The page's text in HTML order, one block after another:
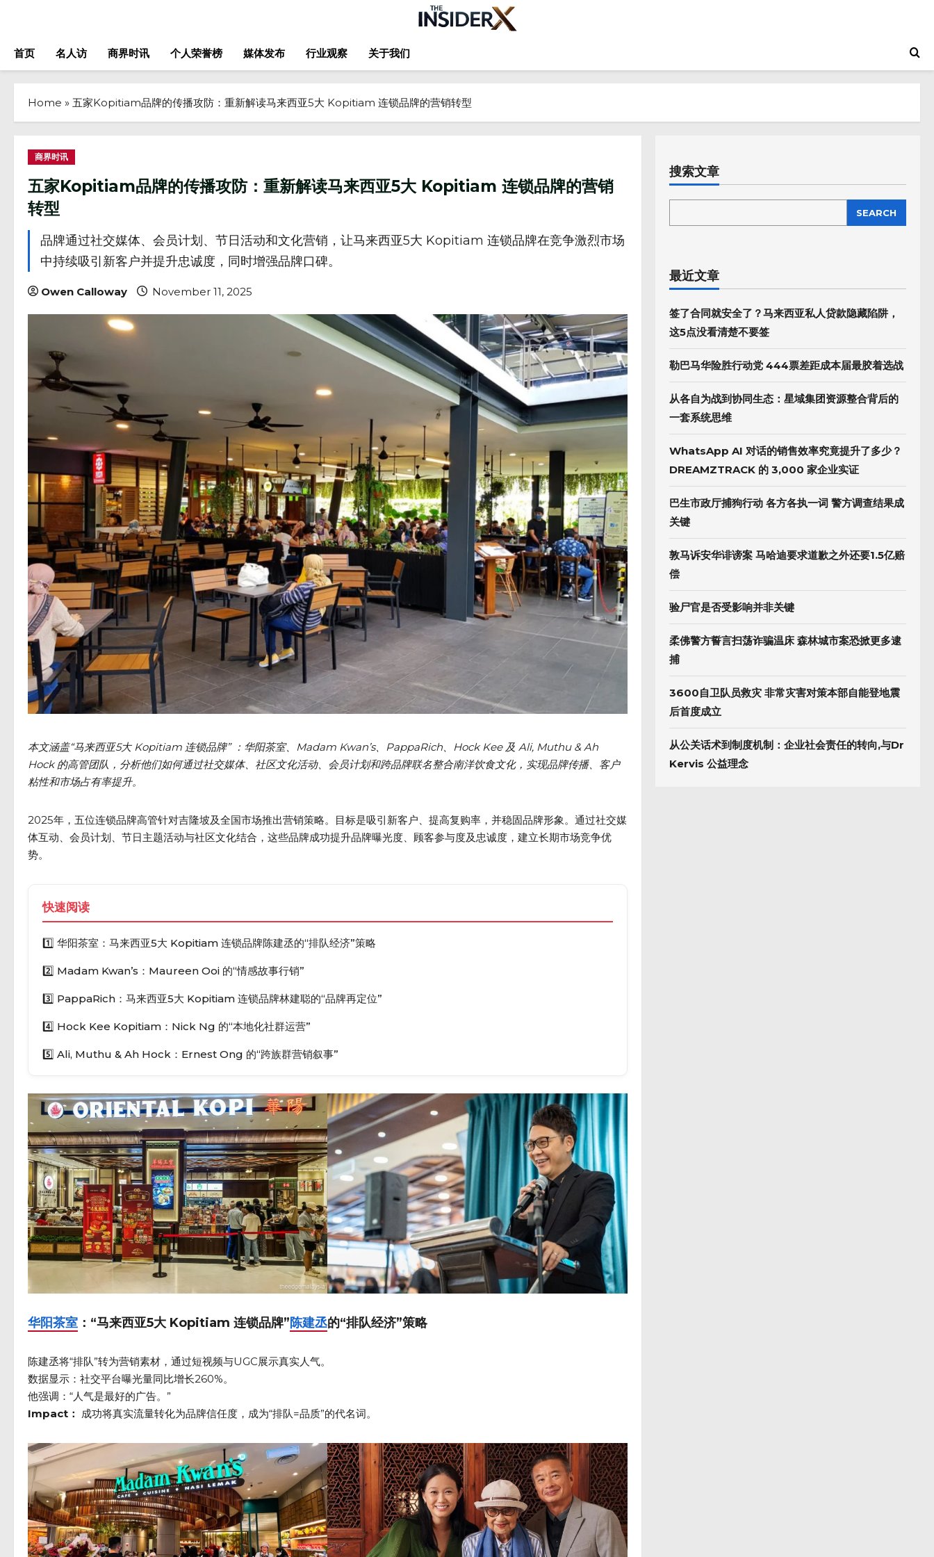
content
首页 名人访 商界时讯 个人荣誉榜 媒体发布 行业观察 关于我们
Home » 五家Kopitiam品牌的传播攻防：重新解读马来西亚5大 Kopitiam 连锁品牌的营销转型
商界时讯
五家Kopitiam品牌的传播攻防：重新解读马来西亚5大 Kopitiam 连锁品牌的营销
转型
品牌通过社交媒体、会员计划、节日活动和文化营销，让马来西亚5大 Kopitiam 连锁品牌在竞争激烈市场
中持续吸引新客户并提升忠诚度，同时增强品牌口碑。
Owen Calloway November 11, 2025
本文涵盖“马来西亚5大 Kopitiam 连锁品牌” ：华阳茶室、Madam Kwan’s、PappaRich、Hock Kee 及 Ali, Muthu & Ah
Hock 的高管团队，分析他们如何通过社交媒体、社区文化活动、会员计划和跨品牌联名整合南洋饮食文化，实现品牌传播、客户
粘性和市场占有率提升。
2025年，五位连锁品牌高管针对吉隆坡及全国市场推出营销策略。目标是吸引新客户、提高复购率，并稳固品牌形象。通过社交媒
体互动、会员计划、节日主题活动与社区文化结合，这些品牌成功提升品牌曝光度、顾客参与度及忠诚度，建立长期市场竞争优
势。
快速阅读
1️⃣ 华阳茶室：马来西亚5大 Kopitiam 连锁品牌陈建丞的“排队经济”策略
2️⃣ Madam Kwan’s：Maureen Ooi 的“情感故事行销”
3️⃣ PappaRich：马来西亚5大 Kopitiam 连锁品牌林建聪的“品牌再定位”
4️⃣ Hock Kee Kopitiam：Nick Ng 的“本地化社群运营”
5️⃣ Ali, Muthu & Ah Hock：Ernest Ong 的“跨族群营销叙事”
华阳茶室 ：“马来西亚5大 Kopitiam 连锁品牌”陈建丞的“排队经济”策略
陈建丞将“排队”转为营销素材，通过短视频与UGC展示真实人气。
数据显示：社交平台曝光量同比增长260%。
他强调：“人气是最好的广告。”
Impact： 成功将真实流量转化为品牌信任度，成为“排队=品质”的代名词。
搜索文章
SEARCH
最近文章
签了合同就安全了？马来西亚私人贷款隐藏陷阱，
这5点没看清楚不要签
勒巴马华险胜行动党 444票差距成本届最胶着选战
从各自为战到协同生态：星域集团资源整合背后的
一套系统思维
WhatsApp AI 对话的销售效率究竟提升了多少？
DREAMZTRACK 的 3,000 家企业实证
巴生市政厅捕狗行动 各方各执一词 警方调查结果成
关键
敦马诉安华诽谤案 马哈迪要求道歉之外还要1.5亿赔
偿
验尸官是否受影响并非关键
柔佛警方誓言扫荡诈骗温床 森林城市案恐掀更多逮
捕
3600自卫队员救灾 非常灾害对策本部自能登地震
后首度成立
从公关话术到制度机制：企业社会责任的转向,与Dr
Kervis 公益理念